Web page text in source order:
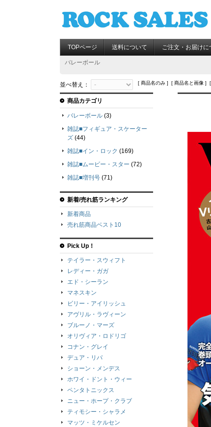
TOPページ 送料について ご注文・お届けに
バレーボール
並べ替え： [ 商品名のみ ] [ 商品名と画像 ]
商品カテゴリ
バレーボール (3)
雑誌■フィギュア・スケーター
ズ (44)
雑誌■イン・ロック (169)
雑誌■ムービー・スター (72)
雑誌■増刊号 (71)
新着/売れ筋ランキング
新着商品
売れ筋商品ベスト10
Pick Up！
テイラー・スウィフト
レディー・ガガ
エド・シーラン
マネスキン
ビリー・アイリッシュ
アヴリル・ラヴィーン
ブルーノ・マーズ
オリヴィア・ロドリゴ
コナン・グレイ
デュア・リパ
ショーン・メンデス
ホワイ・ドント・ウィー
ペンタトニックス
ニュー・ホープ・クラブ
ティモシー・シャラメ
マッツ・ミケルセン